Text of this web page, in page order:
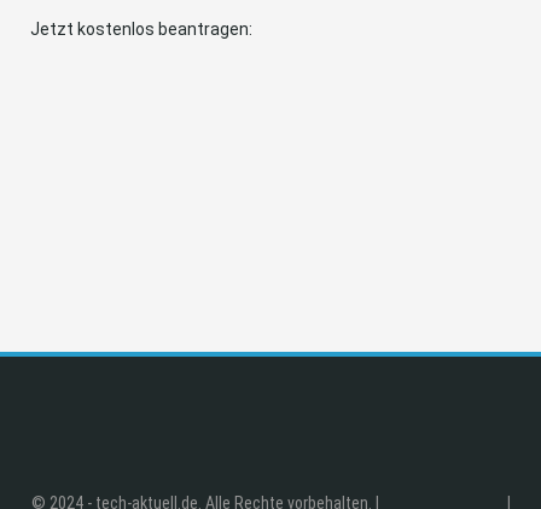
Jetzt kostenlos beantragen:
© 2024 - tech-aktuell.de. Alle Rechte vorbehalten. |